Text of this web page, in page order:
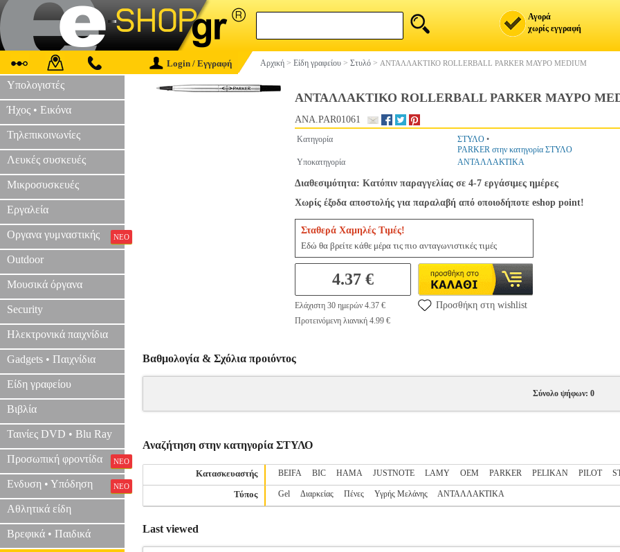
Αγορά
χωρίς εγγραφή
Login / Εγγραφή Αρχική > Είδη γραφείου > Στυλό > ΑΝΤΑΛΛΑΚΤΙΚΟ ROLLERBALL PARKER ΜΑΥΡΟ MEDIUM
Υπολογιστές
Ήχος • Εικόνα
Τηλεπικοινωνίες
Λευκές συσκευές
Μικροσυσκευές
Εργαλεία
Οργανα γυμναστικής ΝΕΟ
Outdoor
Μουσικά όργανα
Security
Ηλεκτρονικά παιχνίδια
Gadgets • Παιχνίδια
Είδη γραφείου
Βιβλία
Ταινίες DVD • Blu Ray
Προσωπική φροντίδα ΝΕΟ
Ενδυση • Υπόδηση ΝΕΟ
Αθλητικά είδη
Βρεφικά • Παιδικά
ΑΝΤΑΛΛΑΚΤΙΚΟ ROLLERBALL PARKER ΜΑΥΡΟ
ANA.PAR01061
Κατηγορία ΣΤΥΛΟ •
PARKER στην κατηγορία ΣΤΥΛΟ
Υποκατηγορία
ΑΝΤΑΛΛΑΚΤΙΚΑ
Διαθεσιμότητα: Κατόπιν παραγγελίας σε 4-7 εργάσιμες ημέρες
Χωρίς έξοδα αποστολής για παραλαβή από οποιοδήποτε eshop point!
Σταθερά Χαμηλές Τιμές!
Εδώ θα βρείτε κάθε μέρα τις πιο ανταγωνιστικές τιμές
4.37 €
Ελάχιστη 30 ημερών 4.37 €
Προτεινόμενη λιανική 4.99 €
Προσθήκη στη wishlist
Βαθμολογία & Σχόλια προιόντος
Σύνολο ψήφων: 0
Αναζήτηση στην κατηγορία ΣΤΥΛΟ
Κατασκευαστής BEIFA BIC HAMA JUSTNOTE LAMY OEM PARKER PELIKAN PILOT
Τύπος Gel Διαρκείας Πένες Υγρής Μελάνης ΑΝΤΑΛΛΑΚΤΙΚΑ
Last viewed